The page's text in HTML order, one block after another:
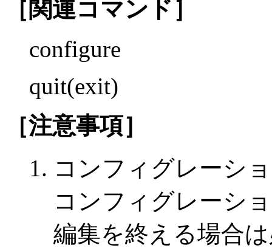
［関連コマンド］
configure
quit(exit)
［注意事項］
コンフィグレーシ
コンフィグレーシ
編集を終える場合